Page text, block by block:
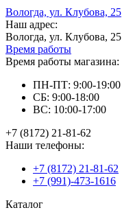
Вологда, ул. Клубова, 25
Наш адрес:
Вологда, ул. Клубова, 25
Время работы
Время работы магазина:
ПН-ПТ: 9:00-19:00
СБ: 9:00-18:00
ВС: 10:00-17:00
+7 (8172) 21-81-62
Наши телефоны:
+7 (8172) 21-81-62
+7 (991)-473-1616
Каталог